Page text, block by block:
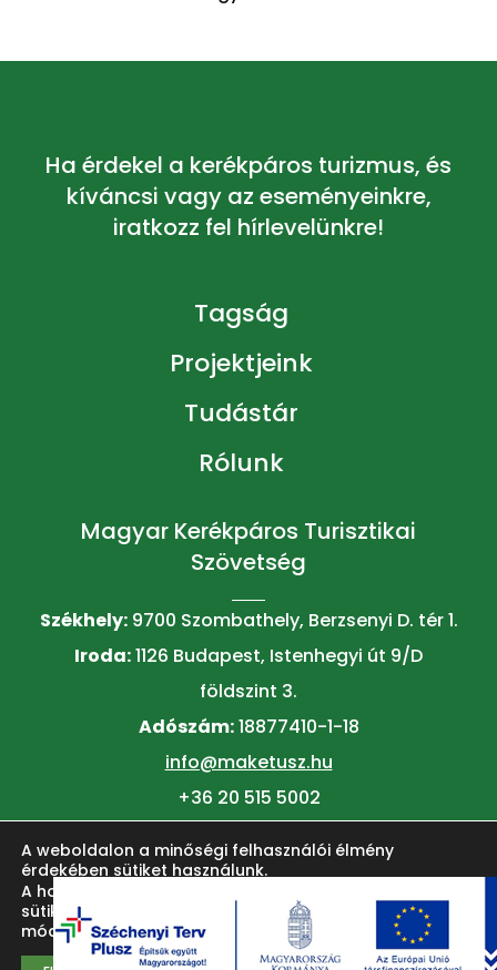
Tagság
Projektjeink
Tudástár
Rólunk
Magyar Kerékpáros Turisztikai
Szövetség
Székhely:9700 Szombathely, Berzsenyi D. tér 1.
Iroda:1126 Budapest, Istenhegyi út 9/D
földszint 3.
Adószám:18877410-1-18
info@maketusz.hu
+36 20 515 5002
Ha érdekel a kerékpáros turizmus, és
kíváncsi vagy az eseményeinkre,
iratkozz fel hírlevelünkre!
© 2026 MAKETUSZ
A weboldalon a minőségi felhasználói élmény
érdekében sütiket használunk.
A honlap felhasználói élményének fokozása érdekében
sütiket alkalmazunk. Ezeket a
beállítások
oldalon lehet
módosítani.